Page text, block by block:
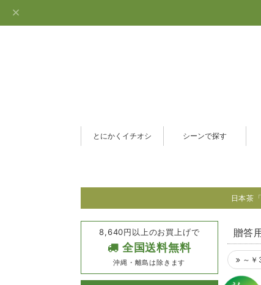
とにかくイチオシ シーンで探す
日本茶
8,640円以上のお買上げで
全国送料無料
沖縄・離島は除きます
贈答
～